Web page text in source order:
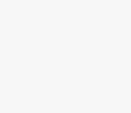
- bo
reklamowy